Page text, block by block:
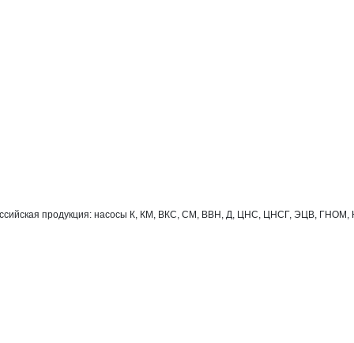
продукция: насосы К, КМ, ВКС, СМ, ВВН, Д, ЦНС, ЦНСГ, ЭЦВ,